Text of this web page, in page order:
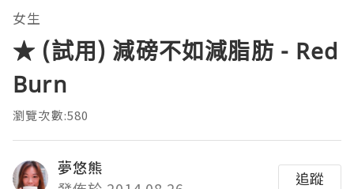
女生
★ (試用) 減磅不如減脂肪 - Red
Burn
瀏覽次數:580
夢悠熊
追蹤